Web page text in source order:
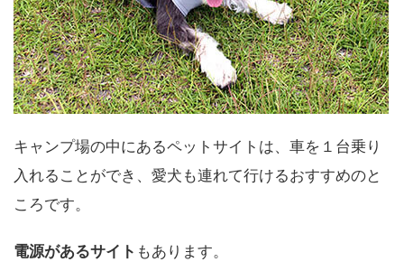
キャンプ場の中にあるペットサイトは、車を１台乗り
入れることができ、愛犬も連れて行けるおすすめのと
ころです。
電源があるサイト もあります。